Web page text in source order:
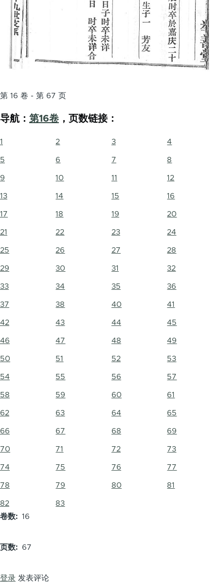
第 16 卷 - 第 67 页
导航： 第16卷 ，页数链接：
1 2 3 4
5 6 7 8
9 10 11 12
13 14 15 16
17 18 19 20
21 22 23 24
25 26 27 28
29 30 31 32
33 34 35 36
37 38 40 41
42 43 44 45
46 47 48 49
50 51 52 53
54 55 56 57
58 59 60 61
62 63 64 65
66 67 68 69
70 71 72 73
74 75 76 77
78 79 80 81
82
83
卷数
16
页数 67
登录 发表评论